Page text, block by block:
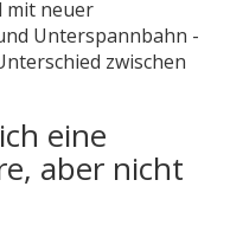
mit neuer
Unterspannbahn -
zwischen
eine
aber nicht